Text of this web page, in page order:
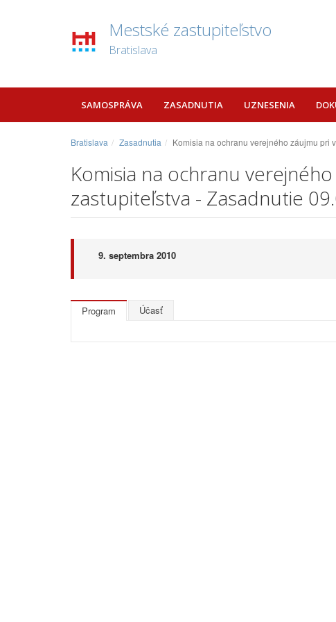
Mestské zastupiteľstvo
Bratislava
SAMOSPRÁVA ZASADNUTIA UZNESENIA
Bratislava Zasadnutia Komisia na ochranu verejného záujmu pri
Komisia na ochranu
zastupiteľstva - Zasadnutie
9. septembra 2010
Program Účasť